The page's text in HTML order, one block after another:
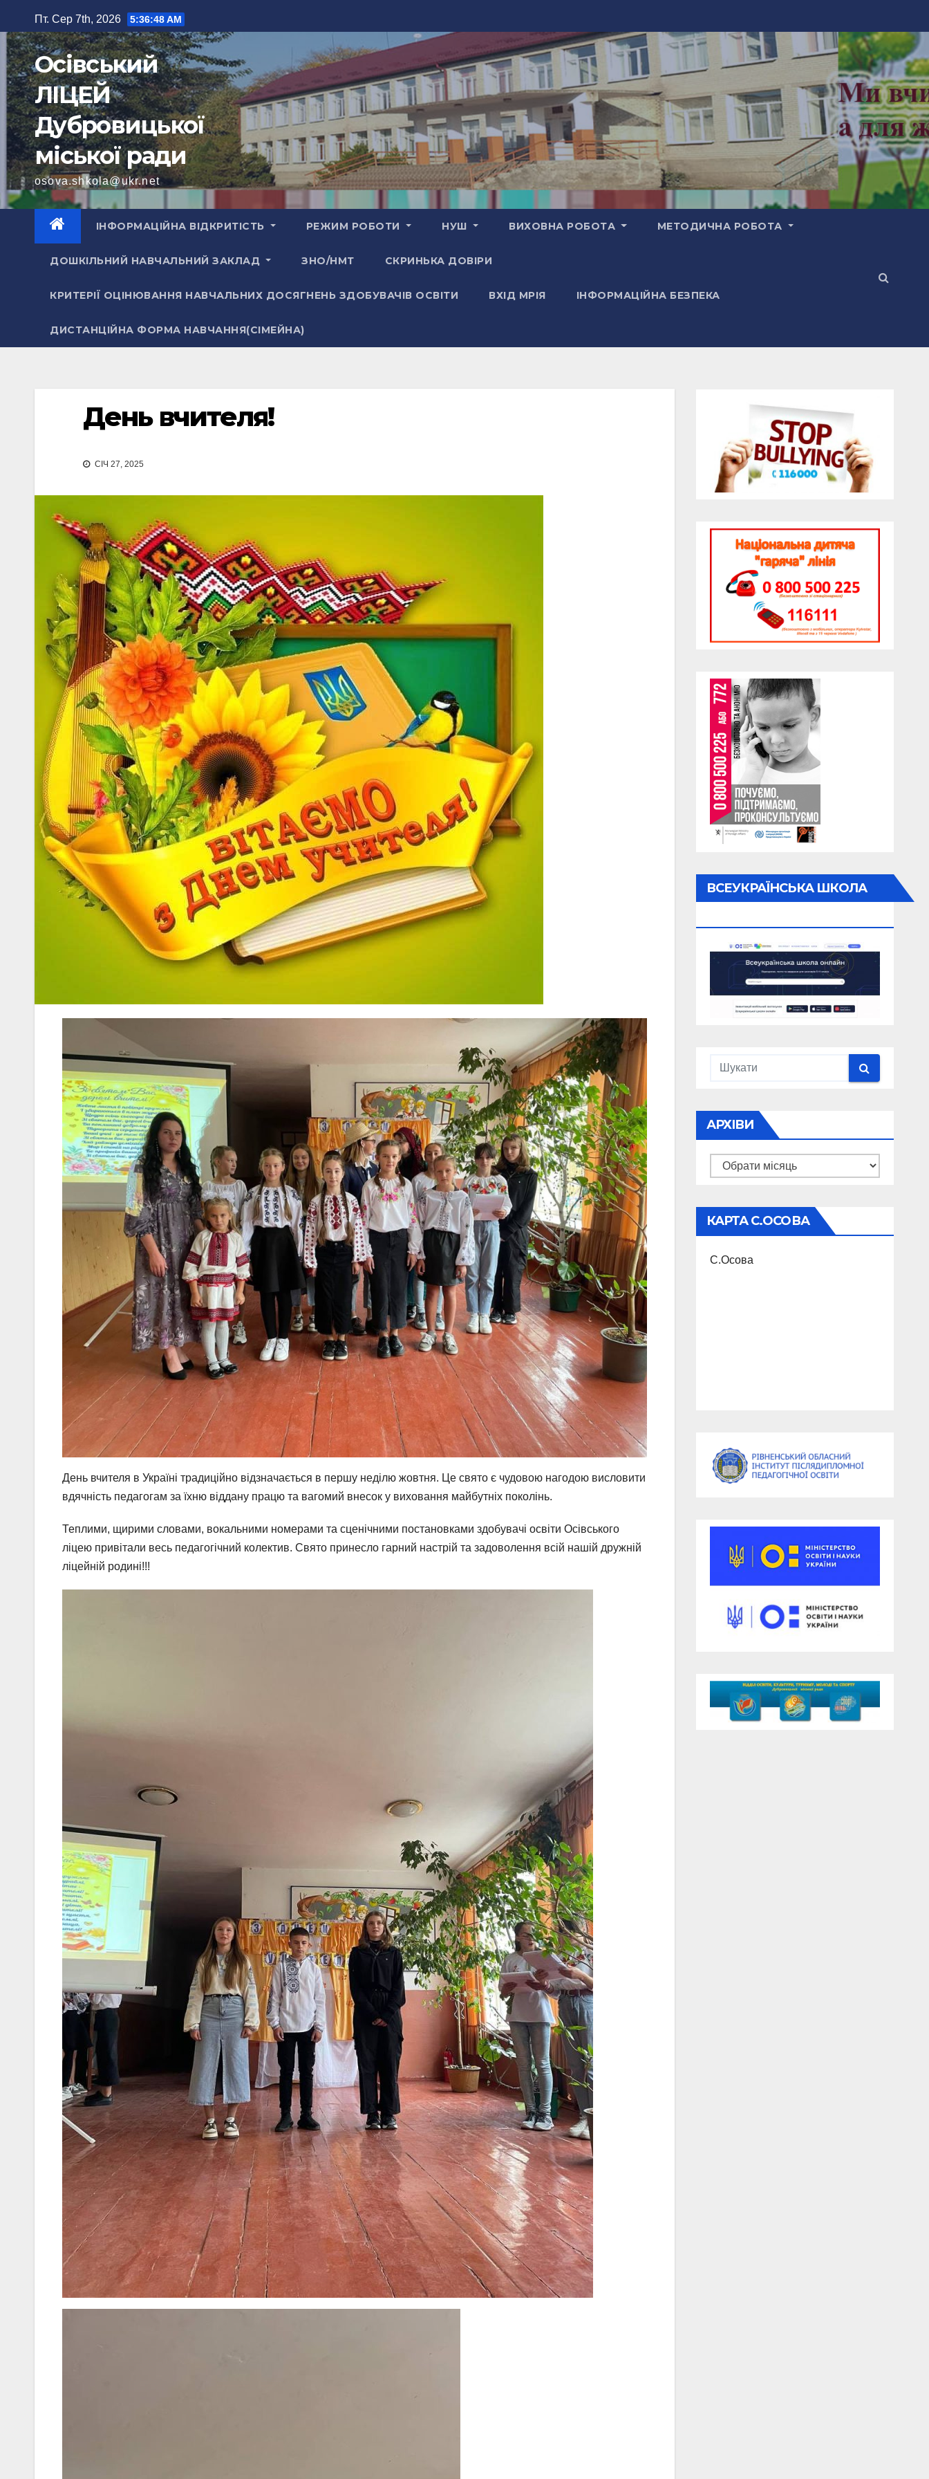
до
вмісту
Пт. Сер 7th, 2026 5:36:50 AM
Осівський
ЛІЦЕЙ
Дубровицької
міської ради
osova.shkola@ukr.net
ІНФОРМАЦІЙНА ВІДКРИТІСТЬ РЕЖИМ РОБОТИ НУШ ВИХОВНА РОБОТА МЕТОДИЧНА РОБОТА
ДОШКІЛЬНИЙ НАВЧАЛЬНИЙ ЗАКЛАД ЗНО/НМТ СКРИНЬКА ДОВІРИ
КРИТЕРІЇ ОЦІНЮВАННЯ НАВЧАЛЬНИХ ДОСЯГНЕНЬ ЗДОБУВАЧІВ ОСВІТИ ВХІД МРІЯ ІНФОРМАЦІЙНА БЕЗПЕКА
ДИСТАНЦІЙНА ФОРМА НАВЧАННЯ(СІМЕЙНА)
День вчителя!
СІЧ 27, 2025
День вчителя в Україні традиційно відзначається в першу неділю жовтня. Це свято є чудовою нагодою висловити
вдячність педагогам за їхню віддану працю та вагомий внесок у виховання майбутніх поколінь.
Теплими, щирими словами, вокальними номерами та сценічними постановками здобувачі освіти Осівського
ліцею привітали весь педагогічний колектив. Свято принесло гарний настрій та задоволення всій нашій дружній
ліцейній родині!!!
ВСЕУКРАЇНСЬКА ШКОЛА
АРХІВИ
Архіви
КАРТА С.ОСОВА
С.Осова